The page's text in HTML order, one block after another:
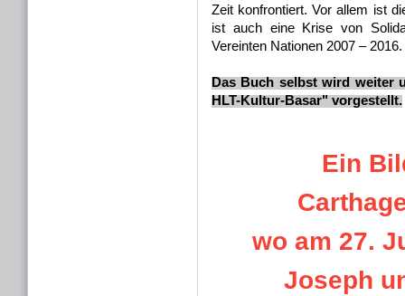
Zeit konfrontiert. Vor allem ist
ist auch eine Krise von
Vereinten Nationen 2007 – 2016.
Das Buch selbst wird weiter
HLT-Kultur-Basar" vorgestellt.
Ein
wo am 27.
Joseph